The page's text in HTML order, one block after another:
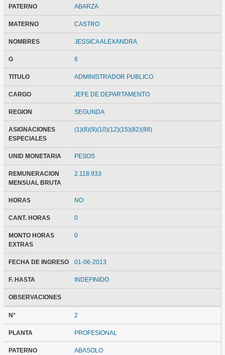
PATERNO ABARZA
MATERNO CASTRO
NOMBRES JESSICA ALEXANDRA
G 6
TITULO ADMINISTRADOR PUBLICO
CARGO JEFE DE DEPARTAMENTO
REGION SEGUNDA
ASIGNACIONES
ESPECIALES
(1)(8)(9)(10)(12)(15)(82)(88)
UNID MONETARIA PESOS
REMUNERACION
MENSUAL BRUTA
2.118.933
HORAS NO
CANT. HORAS 0
MONTO HORAS
EXTRAS
0
FECHA DE INGRESO 01-06-2013
F. HASTA INDEFINIDO
OBSERVACIONES
N° 2
PLANTA PROFESIONAL
PATERNO ABASOLO